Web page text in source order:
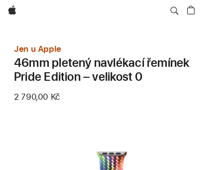
Apple
Jen u Apple
46mm pletený navlékací řemínek
Pride Edition – velikost 0
2 790,00 Kč